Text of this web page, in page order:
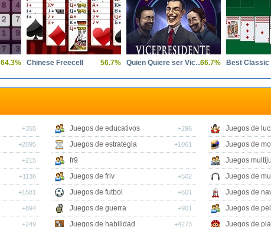
64.3% Chinese Freecell 56.7% Quien Quiere ser Vicepresidente66.7% Best Classic
+355
+2095
+215
+1136
+1581
+894
+249
Juegos de educativos +296
Juegos de estrategia +1061
fr9
Juegos de friv
+502
Juegos de futbol +601
Juegos de guerra +901
Juegos de habilidad +4273
Juegos de
Juegos de
Juegos
Juegos de
Juegos de
Juegos de
Juegos de